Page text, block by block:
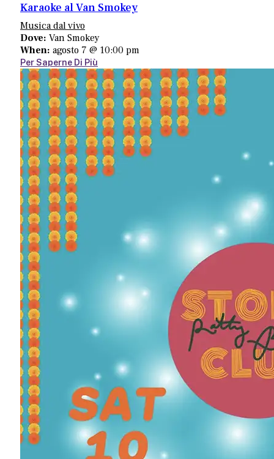
Karaoke al Van Smokey
Musica dal vivo
Dove: Van Smokey
When: agosto 7 @ 10:00 pm
Per Saperne Di Più